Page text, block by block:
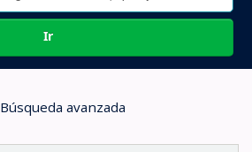
Ir
Búsqueda avanzada